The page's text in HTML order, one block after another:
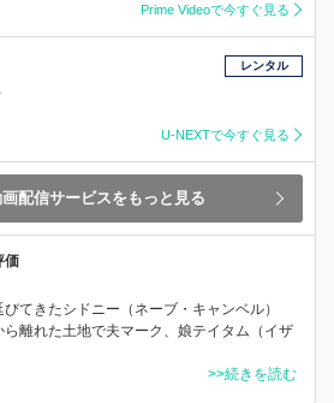
Prime Videoで今すぐ見る
レンタル
U-NEXTで今すぐ見る
配信サービスをもっと見る
価
てきたシドニー（ネーブ・キャンベル）
離れた土地で夫マーク、娘テイタム（イザ
>>続きを読む